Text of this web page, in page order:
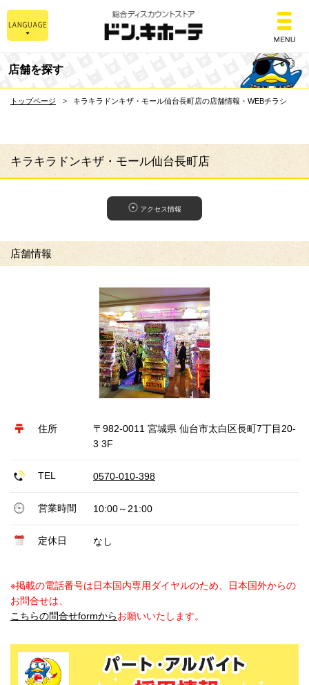
総合ディスカウント
店舗を探す
トップページ キラキラドンキザ・モール仙台長町店の店舗情報・WEBチラシ
キラキラドンキザ・モール仙台長町店
アクセス情報
店舗情報
住所
〒982-0011 宮城県 仙台市太白区長町7丁目20-
3 3F
TEL 0570-010-398
営業時間 10:00～21:00
定休日 なし
※掲載の電話番号は日本国内専用ダイヤルのため、日本国外からの
お問合せは、
こちらの問合せformからお願いいたします。